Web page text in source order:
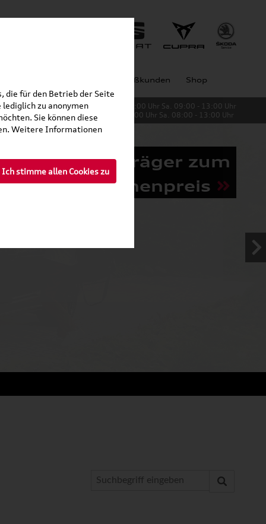
Großkunden Shop
Verkauf:Mo. - Fr. 08:00 - 19:00 Uhr Sa. 09:00 - 13:00 Uhr
Service:Mo. - Fr. 06:00 - 20:00 Uhr Sa. 08:00 - 13:00 Uhr
Grundträger zum
Schnäppchenpreis
die für den Betrieb der Seite
zu anonymen
Sie können diese
Weitere Informationen
Ich stimme allen Cookies zu